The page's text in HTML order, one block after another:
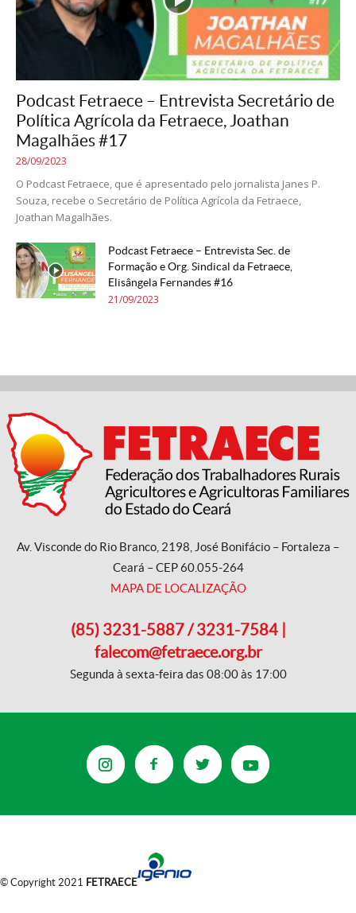
Podcast Fetraece – Entrevista Secretário de
Política Agrícola da Fetraece, Joathan
Magalhães #17
28/09/2023
O Podcast Fetraece, que é apresentado pelo jornalista Janes P.
Souza, recebe o Secretário de Política Agrícola da Fetraece,
Joathan Magalhães.
Podcast Fetraece – Entrevista Sec. de
Formação e Org. Sindical da Fetraece,
Elisângela Fernandes #16
21/09/2023
Av. Visconde do Rio Branco, 2198, José Bonifácio – Fortaleza –
Ceará – CEP 60.055-264
MAPA DE LOCALIZAÇÃO
(85) 3231-5887 / 3231-7584 |
falecom@fetraece.org.br
Segunda à sexta-feira das 08:00 às 17:00
© Copyright 2021 FETRAECE